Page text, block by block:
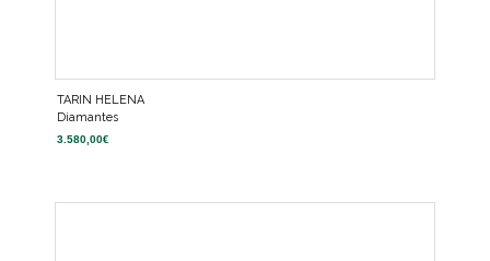
TARIN HELENA
Diamantes
3.580,00€